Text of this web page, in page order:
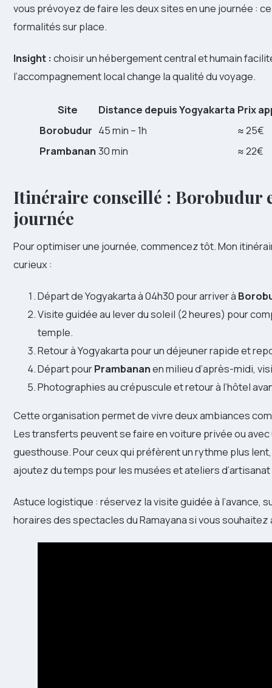
vous prévoyez de faire les deux sites en une journée :
formalités sur place.
Insight : choisir un hébergement central et humain
l’accompagnement local change la qualité du voyage.
Site Distance depuis Yogyakarta Prix
Borobudur 45 min – 1h
≈ 25€
Prambanan 30 min ≈ 22€
Itinéraire conseillé : Borobudur
journée
Pour optimiser une journée, commencez tôt. Mon
curieux :
Départ de Yogyakarta à 04h30 pour arriver à
Visite guidée au lever du soleil (2 heures) pour
temple.
Retour à Yogyakarta pour un déjeuner rapide et
Départ pourPrambananen milieu d’après-midi,
Photographies au crépuscule et retour à l’hôtel
Cette organisation permet de vivre deux ambiances
Les transferts peuvent se faire en voiture privée ou
guesthouse. Pour ceux qui préfèrent un rythme plus
ajoutez du temps pour les musées et ateliers
Astuce logistique : réservez la visite guidée à l’avance,
horaires des spectacles du Ramayana si vous